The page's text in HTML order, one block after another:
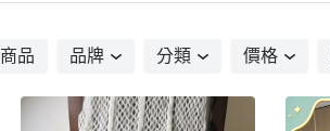
品 品牌 分類 價格